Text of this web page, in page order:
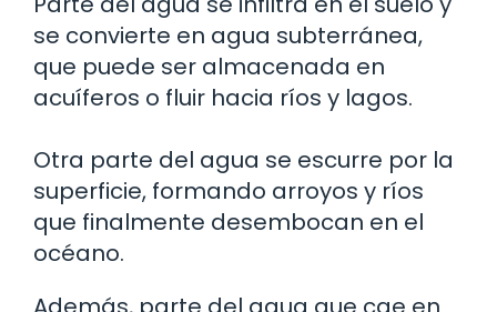
se convierte en agua subterránea,
que puede ser almacenada en
acuíferos o fluir hacia ríos y lagos.
Otra parte del agua se escurre por la
superficie, formando arroyos y ríos
que finalmente desembocan en el
océano.